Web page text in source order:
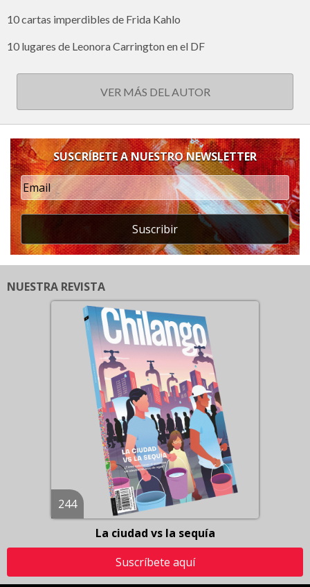
10 cartas imperdibles de Frida Kahlo
10 lugares de Leonora Carrington en el DF
VER MÁS DEL AUTOR
SUSCRÍBETE A NUESTRO NEWSLETTER
Suscribir
NUESTRA REVISTA
244
La ciudad vs la sequía
Suscríbete aquí